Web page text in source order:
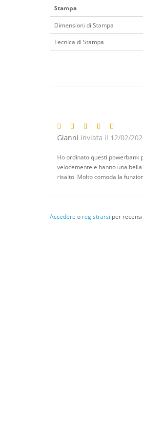
Stampa
Dimensioni di Stampa
Tecnica di Stampa
Gianni inviata il 12/02/
Ho ordinato questi powerbank
velocemente e hanno una
risalto. Molto comoda la
Accedere o registrarsi per